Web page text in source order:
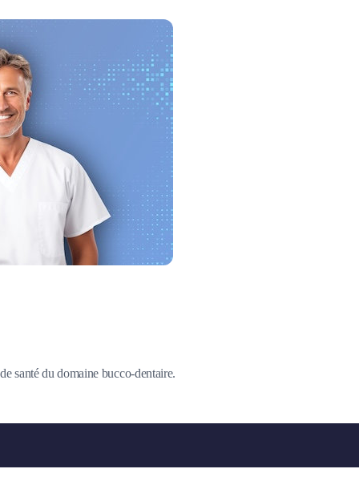
santé du domaine bucco-dentaire.